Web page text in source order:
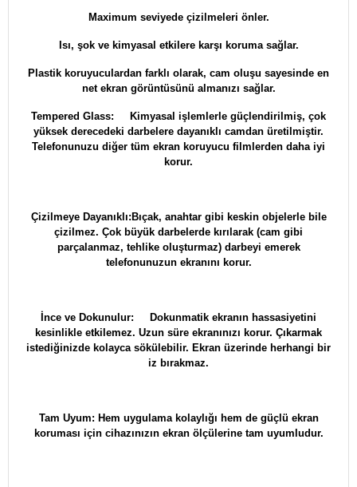
Maximum seviyede çizilmeleri önler.
Isı, şok ve kimyasal etkilere karşı koruma sağlar.
Plastik koruyuculardan farklı olarak, cam oluşu sayesinde en
net ekran görüntüsünü almanızı sağlar.
Tempered Glass: Kimyasal işlemlerle güçlendirilmiş, çok
yüksek derecedeki darbelere dayanıklı camdan üretilmiştir.
Telefonunuzu diğer tüm ekran koruyucu filmlerden daha iyi
korur.
Çizilmeye Dayanıklı:Bıçak, anahtar gibi keskin objelerle bile
çizilmez. Çok büyük darbelerde kırılarak (cam gibi
parçalanmaz, tehlike oluşturmaz) darbeyi emerek
telefonunuzun ekranını korur.
İnce ve Dokunulur: Dokunmatik ekranın hassasiyetini
kesinlikle etkilemez. Uzun süre ekranınızı korur. Çıkarmak
istediğinizde kolayca sökülebilir. Ekran üzerinde herhangi bir
iz bırakmaz.
Tam Uyum: Hem uygulama kolaylığı hem de güçlü ekran
koruması için cihazınızın ekran ölçülerine tam uyumludur.